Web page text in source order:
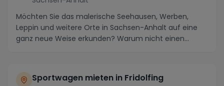
Möchten Sie das malerische Seehausen, Werben,
Leppin und weitere Orte in Sachsen-Anhalt auf eine
ganz neue Weise erkunden? Warum nicht einen
Sportwagen mieten in Fridolfing